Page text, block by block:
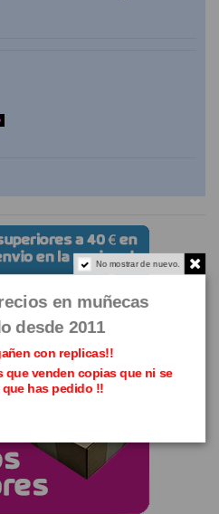
No mostrar de nuevo.
en muñecas
desde 2011
con replicas!!
que venden copias que ni se
que has pedido !!